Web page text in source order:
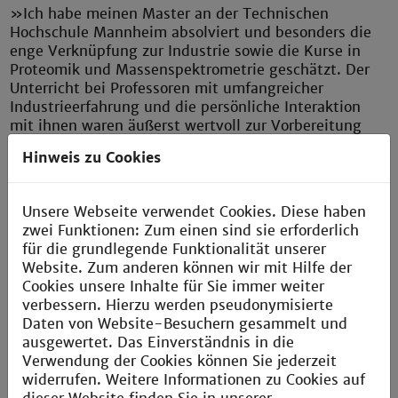
»Ich habe meinen Master an der Technischen
Hochschule Mannheim absolviert und besonders die
enge Verknüpfung zur Industrie sowie die Kurse in
Proteomik und Massenspektrometrie geschätzt. Der
Unterricht bei Professoren mit umfangreicher
Industrieerfahrung und die persönliche Interaktion
mit ihnen waren äußerst wertvoll zur Vorbereitung
Außerdem ist die Rhein-Neckar-Region rund um
Miriam
Senior Process Specialist bei Celonic Deutschland
GmbH & Co. KG in Heidelberg
Hinweis zu Cookies
Unsere Webseite verwendet Cookies. Diese haben
zwei Funktionen: Zum einen sind sie erforderlich
für die grundlegende Funktionalität unserer
Website. Zum anderen können wir mit Hilfe der
Cookies unsere Inhalte für Sie immer weiter
verbessern. Hierzu werden pseudonymisierte
Daten von Website-Besuchern gesammelt und
ausgewertet. Das Einverständnis in die
Verwendung der Cookies können Sie jederzeit
widerrufen. Weitere Informationen zu Cookies auf